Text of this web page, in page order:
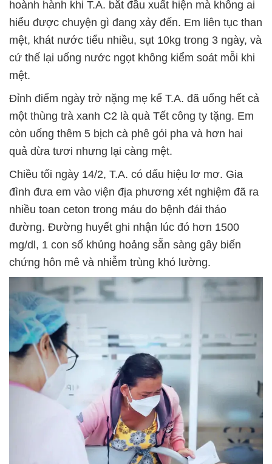
hoành hành khi T.A. bắt đầu xuất hiện mà không ai
hiểu được chuyện gì đang xảy đến. Em liên tục than
mệt, khát nước tiểu nhiều, sụt 10kg trong 3 ngày, và
cứ thế lại uống nước ngọt không kiểm soát mỗi khi
mệt.
Đỉnh điểm ngày trở nặng mẹ kể T.A. đã uống hết cả
một thùng trà xanh C2 là quà Tết công ty tặng. Em
còn uống thêm 5 bịch cà phê gói pha và hơn hai
quả dừa tươi nhưng lại càng mệt.
Chiều tối ngày 14/2, T.A. có dấu hiệu lơ mơ. Gia
đình đưa em vào viện địa phương xét nghiệm đã ra
nhiều toan ceton trong máu do bệnh đái tháo
đường. Đường huyết ghi nhận lúc đó hơn 1500
mg/dl, 1 con số khủng hoảng sẵn sàng gây biến
chứng hôn mê và nhiễm trùng khó lường.